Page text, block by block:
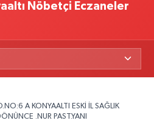
Nöbetçi Eczaneler
A KONYAALTI ESKİ İL SAĞLIK
.NUR PAST.YANI